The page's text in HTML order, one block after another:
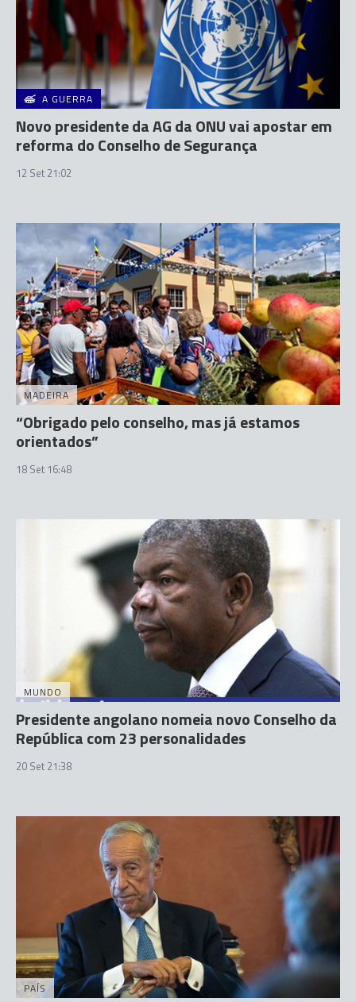
A GUERRA
Novo presidente da AG da ONU vai apostar em
reforma do Conselho de Segurança
12 Set 21:02
MADEIRA
“Obrigado pelo conselho, mas já estamos
orientados”
18 Set 16:48
MUNDO
Presidente angolano nomeia novo Conselho da
República com 23 personalidades
20 Set 21:38
PAÍS